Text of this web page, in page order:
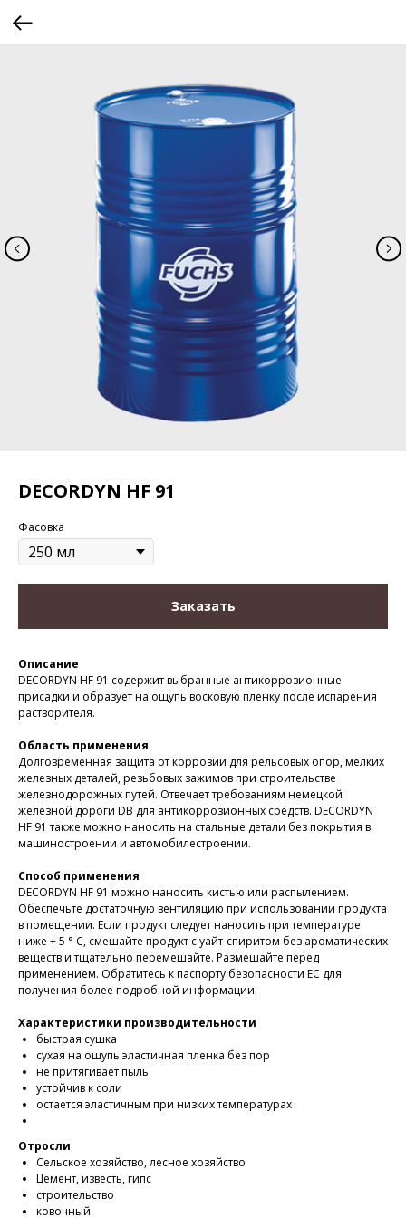
DECORDYN HF 91
Фасовка
Заказать
Описание
DECORDYN HF 91 содержит выбранные антикоррозионные
присадки и образует на ощупь восковую пленку после испарения
растворителя.
Область применения
Долговременная защита от коррозии для рельсовых опор, мелких
железных деталей, резьбовых зажимов при строительстве
железнодорожных путей. Отвечает требованиям немецкой
железной дороги DB для антикоррозионных средств. DECORDYN
HF 91 также можно наносить на стальные детали без покрытия в
машиностроении и автомобилестроении.
Способ применения
DECORDYN HF 91 можно наносить кистью или распылением.
Обеспечьте достаточную вентиляцию при использовании продукта
в помещении. Если продукт следует наносить при температуре
ниже + 5 ° C, смешайте продукт с уайт-спиритом без ароматических
веществ и тщательно перемешайте. Размешайте перед
применением. Обратитесь к паспорту безопасности ЕС для
получения более подробной информации.
Характеристики производительности
быстрая сушка
сухая на ощупь эластичная пленка без пор
не притягивает пыль
устойчив к соли
остается эластичным при низких температурах
Отросли
Сельское хозяйство, лесное хозяйство
Цемент, известь, гипс
строительство
ковочный